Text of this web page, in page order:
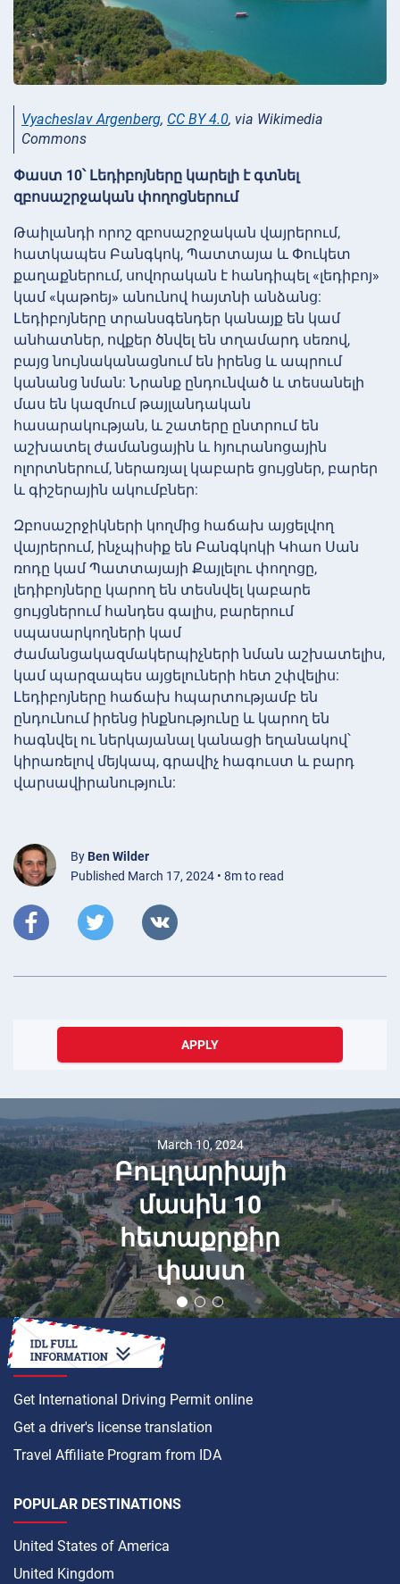
Vyacheslav Argenberg, CC BY 4.0, via Wikimedia
Commons
Փաստ 10՝ Լեդիբոյները կարելի է գտնել
զբոսաշրջական փողոցներում
Թաիլանդի որոշ զբոսաշրջական վայրերում,
հատկապես Բանգկոկ, Պատտայա և Փուկետ
քաղաքներում, սովորական է հանդիպել «լեդիբոյ»
կամ «կաթոեյ» անունով հայտնի անձանց:
Լեդիբոյները տրանսգենդեր կանայք են կամ
անհատներ, ովքեր ծնվել են տղամարդ սեռով,
բայց նույնականացնում են իրենց և ապրում
կանանց նման: Նրանք ընդունված և տեսանելի
մաս են կազմում թայլանդական
հասարակության, և շատերը ընտրում են
աշխատել ժամանցային և հյուրանոցային
ոլորտներում, ներառյալ կաբարե ցույցներ, բարեր
և գիշերային ակումբներ:
Զբոսաշրջիկների կողմից հաճախ այցելվող
վայրերում, ինչպիսիք են Բանգկոկի Կհաո Սան
ռոդը կամ Պատտայայի Քայլելու փողոցը,
լեդիբոյները կարող են տեսնվել կաբարե
ցույցներում հանդես գալիս, բարերում
սպասարկողների կամ
ժամանցակազմակերպիչների նման աշխատելիս,
կամ պարզապես այցելուների հետ շփվելիս:
Լեդիբոյները հաճախ հպարտությամբ են
ընդունում իրենց ինքնությունը և կարող են
հագնվել ու ներկայանալ կանացի եղանակով՝
կիրառելով մեյկապ, գրավիչ հագուստ և բարդ
վարսավիրանություն:
By Ben Wilder
Published March 17, 2024 • 8m to read
APPLY
March 10, 2024
Բուլղարիայի
մասին 10
հետաքրքիր
փաստ
HOW TO
Get International Driving Permit online
Get a driver's license translation
Travel Affiliate Program from IDA
POPULAR DESTINATIONS
United States of America
United Kingdom